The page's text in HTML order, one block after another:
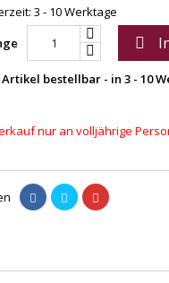
3 - 10 Werktage

Artikel bestellbar - in 3 - 10
nur an volljährige